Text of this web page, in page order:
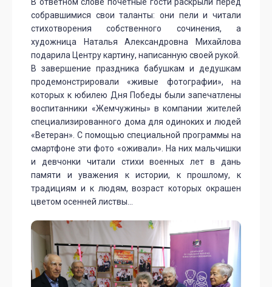
собравшимися свои таланты: они пели и читали
стихотворения собственного сочинения, а
художница Наталья Александровна Михайлова
подарила Центру картину, написанную своей рукой.
В завершение праздника бабушкам и дедушкам
продемонстрировали «живые фотографии», на
которых к юбилею Дня Победы были запечатлены
воспитанники «Жемчужины» в компании жителей
специализированного дома для одиноких и людей
«Ветеран». С помощью специальной программы на
смартфоне эти фото «оживали». На них мальчишки
и девчонки читали стихи военных лет в дань
памяти и уважения к истории, к прошлому, к
традициям и к людям, возраст которых окрашен
цветом осенней листвы...